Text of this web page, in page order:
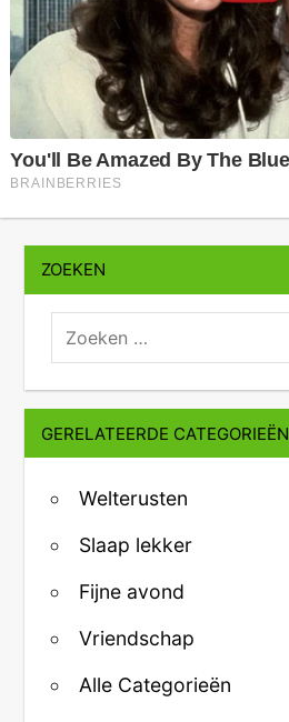
ZOEKEN
zoeken:
GERELATEERDE CATEGORIEËN
Welterusten
Slaap lekker
Fijne avond
Vriendschap
Alle Categorieën